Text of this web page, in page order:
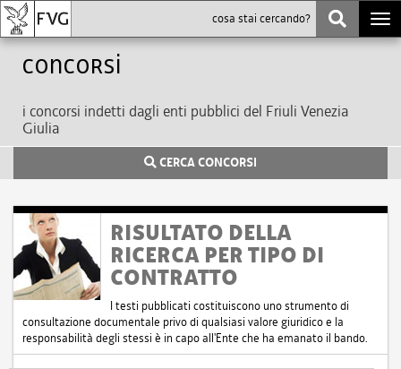
Concorsi
i concorsi indetti dagli enti pubblici del Friuli Venezia
Giulia
CERCA CONCORSI
RISULTATO DELLA
RICERCA PER TIPO DI
CONTRATTO
I testi pubblicati costituiscono uno strumento di
consultazione documentale privo di qualsiasi valore giuridico e la
responsabilità degli stessi è in capo all'Ente che ha emanato il bando.